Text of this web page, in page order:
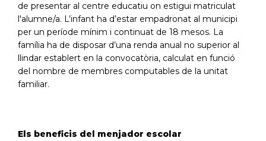
de presentar al centre educatiu on estigui matriculat
l'alumne/a. L’infant ha d’estar empadronat al municipi
per un període mínim i continuat de 18 mesos. La
família ha de disposar d’una renda anual no superior al
llindar establert en la convocatòria, calculat en funció
del nombre de membres computables de la unitat
familiar.
Els beneficis del menjador escolar